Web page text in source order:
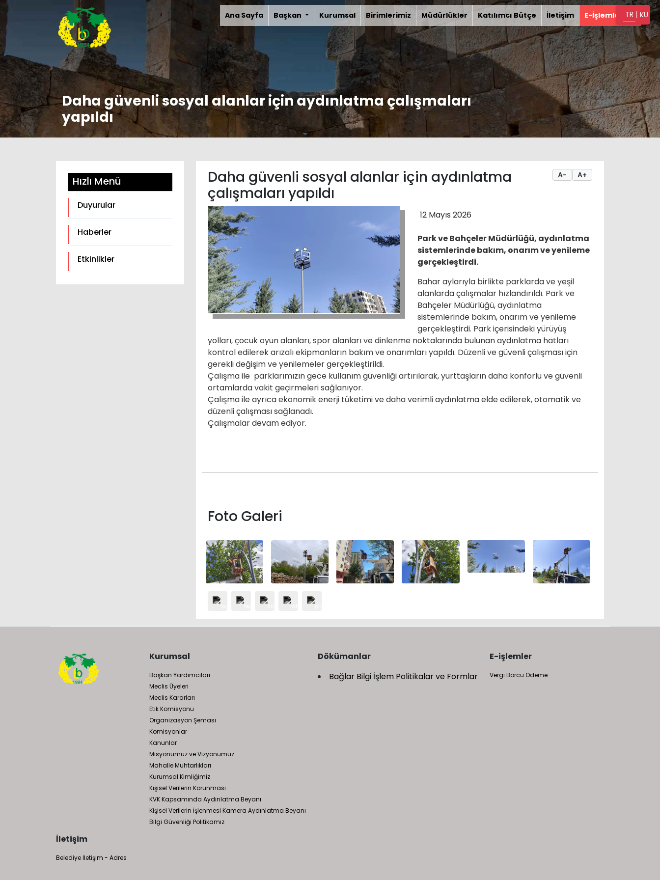
TR | KU
Ana Sayfa Başkan Kurumsal Birimlerimiz Müdürlükler Katılımcı Bütçe İletişim E-İşlemler
Daha güvenli sosyal alanlar için aydınlatma çalışmaları
yapıldı
Hızlı Menü
Duyurular
Haberler
Etkinlikler
A- A+
Daha güvenli sosyal alanlar için aydınlatma
çalışmaları yapıldı
12 Mayıs 2026
Park ve Bahçeler Müdürlüğü, aydınlatma
sistemlerinde bakım, onarım ve yenileme
gerçekleştirdi.
Bahar aylarıyla birlikte parklarda ve yeşil
alanlarda çalışmalar hızlandırıldı. Park ve
Bahçeler Müdürlüğü, aydınlatma
sistemlerinde bakım, onarım ve yenileme
gerçekleştirdi. Park içerisindeki yürüyüş
yolları, çocuk oyun alanları, spor alanları ve dinlenme noktalarında bulunan aydınlatma hatları
kontrol edilerek arızalı ekipmanların bakım ve onarımları yapıldı. Düzenli ve güvenli çalışması için
gerekli değişim ve yenilemeler gerçekleştirildi.
Çalışma ile parklarımızın gece kullanım güvenliği artırılarak, yurttaşların daha konforlu ve güvenli
ortamlarda vakit geçirmeleri sağlanıyor.
Çalışma ile ayrıca ekonomik enerji tüketimi ve daha verimli aydınlatma elde edilerek, otomatik ve
düzenli çalışması sağlanadı.
Çalışmalar devam ediyor.
Foto Galeri
Kurumsal
Başkan Yardımcıları
Meclis Üyeleri
Meclis Kararları
Etik Komisyonu
Organizasyon Şeması
Komisyonlar
Kanunlar
Misyonumuz ve Vizyonumuz
Mahalle Muhtarlıkları
Kurumsal Kimliğimiz
Kişisel Verilerin Korunması
KVK Kapsamında Aydınlatma Beyanı
Kişisel Verilerin İşlenmesi Kamera Aydınlatma Beyanı
Bilgi Güvenliği Politikamız
Dökümanlar
Bağlar Bilgi İşlem Politikalar ve Formlar
E-işlemler
Vergi Borcu Ödeme
İletişim
Belediye İletişim - Adres